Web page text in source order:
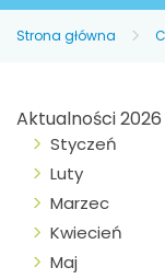
Strona główna
Aktualności 2026
Styczeń
Luty
Marzec
Kwiecień
Maj